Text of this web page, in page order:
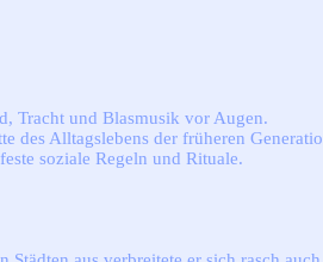
Tracht und Blasmusik vor Augen.
des Alltagslebens der früheren
soziale Regeln und Rituale.